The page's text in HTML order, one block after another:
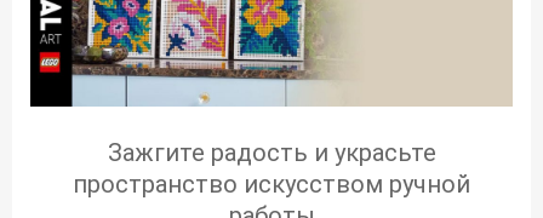
Зажгите радость и украсьте
пространство искусством ручной